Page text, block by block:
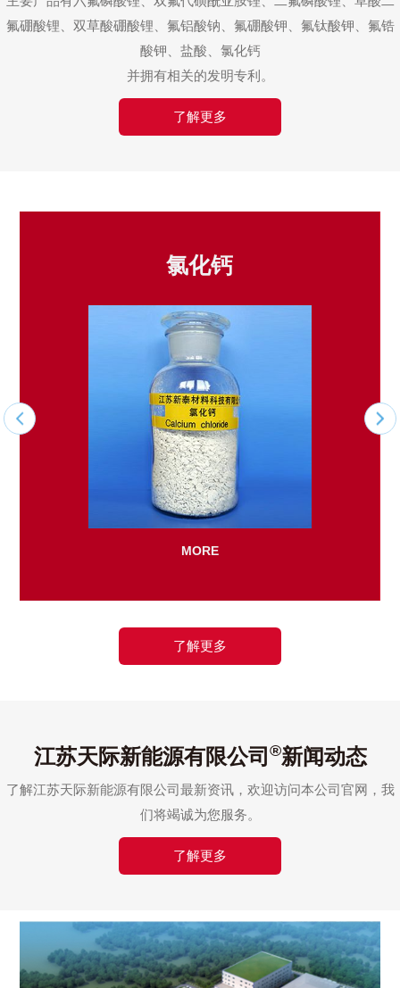
氟硼酸锂、双草酸硼酸锂、氟铝酸钠、氟硼酸钾、氟钛酸钾、氟锆
酸钾、盐酸、氯化钙
并拥有相关的发明专利。
了解更多
氯化钙
MORE
了解更多
江苏天际新能源有限公司 ®新闻动态
了解江苏天际新能源有限公司最新资讯，欢迎访问本公司官网，我
们将竭诚为您服务。
了解更多